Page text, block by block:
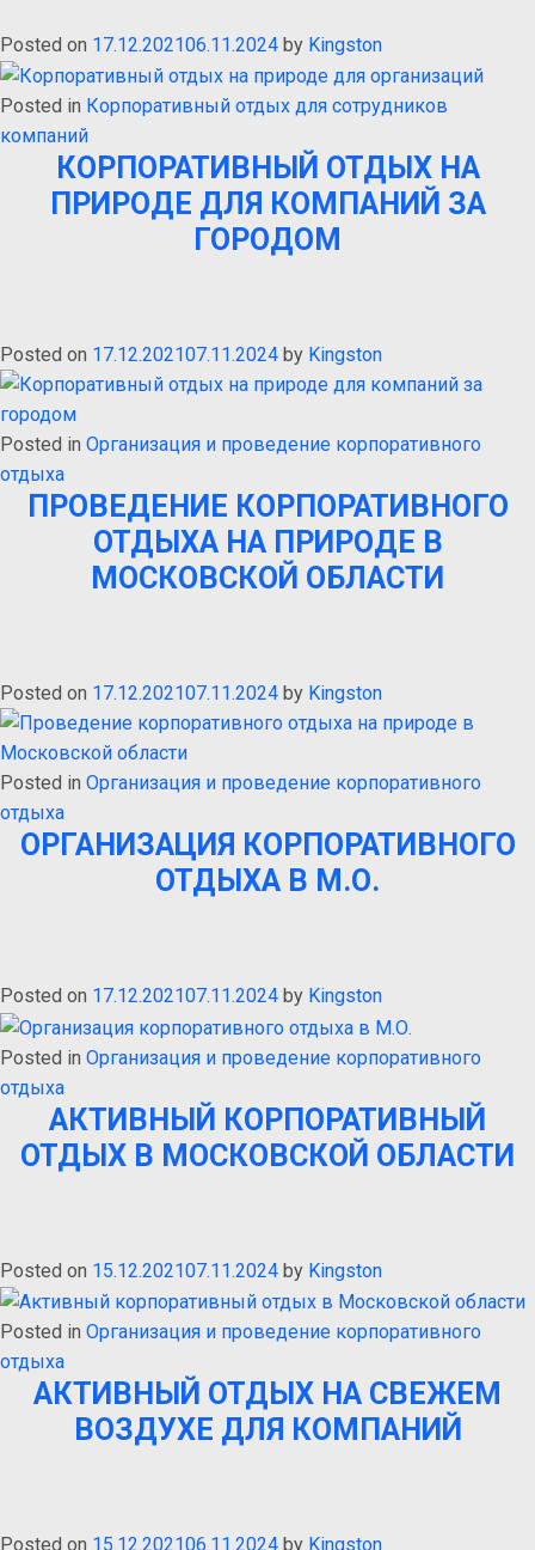
Posted on 17.12.202106.11.2024 by Kingston
Posted in Корпоративный отдых для сотрудников
компаний
КОРПОРАТИВНЫЙ ОТДЫХ НА
ПРИРОДЕ ДЛЯ КОМПАНИЙ ЗА
ГОРОДОМ
Posted on 17.12.202107.11.2024 by Kingston
Posted in Организация и проведение корпоративного
отдыха
ПРОВЕДЕНИЕ КОРПОРАТИВНОГО
ОТДЫХА НА ПРИРОДЕ В
МОСКОВСКОЙ ОБЛАСТИ
Posted on 17.12.202107.11.2024 by Kingston
Posted in Организация и проведение корпоративного
отдыха
ОРГАНИЗАЦИЯ КОРПОРАТИВНОГО
ОТДЫХА В М.О.
Posted on 17.12.202107.11.2024 by Kingston
Posted in Организация и проведение корпоративного
отдыха
АКТИВНЫЙ КОРПОРАТИВНЫЙ
ОТДЫХ В МОСКОВСКОЙ ОБЛАСТИ
Posted on 15.12.202107.11.2024 by Kingston
Posted in Организация и проведение корпоративного
отдыха
АКТИВНЫЙ ОТДЫХ НА СВЕЖЕМ
ВОЗДУХЕ ДЛЯ КОМПАНИЙ
Posted on 15.12.202106.11.2024 by Kingston